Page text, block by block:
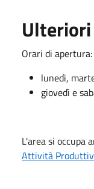
Orari di apertura:
lunedì,
giovedì e
L'area si occupa
Attività